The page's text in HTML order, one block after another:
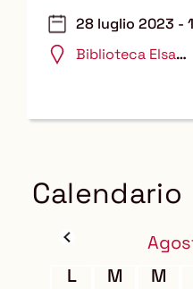
28 luglio 2023 -
maggio 2026
Biblioteca Elsa
Calendario
L
M M